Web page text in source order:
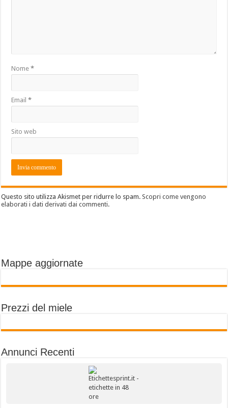
Nome*
Email*
Sito web
Questo sito utilizza Akismet per ridurre lo spam.Scopri come vengono
elaborati i dati derivati dai commenti.
Mappe aggiornate
Prezzi del miele
Annunci Recenti